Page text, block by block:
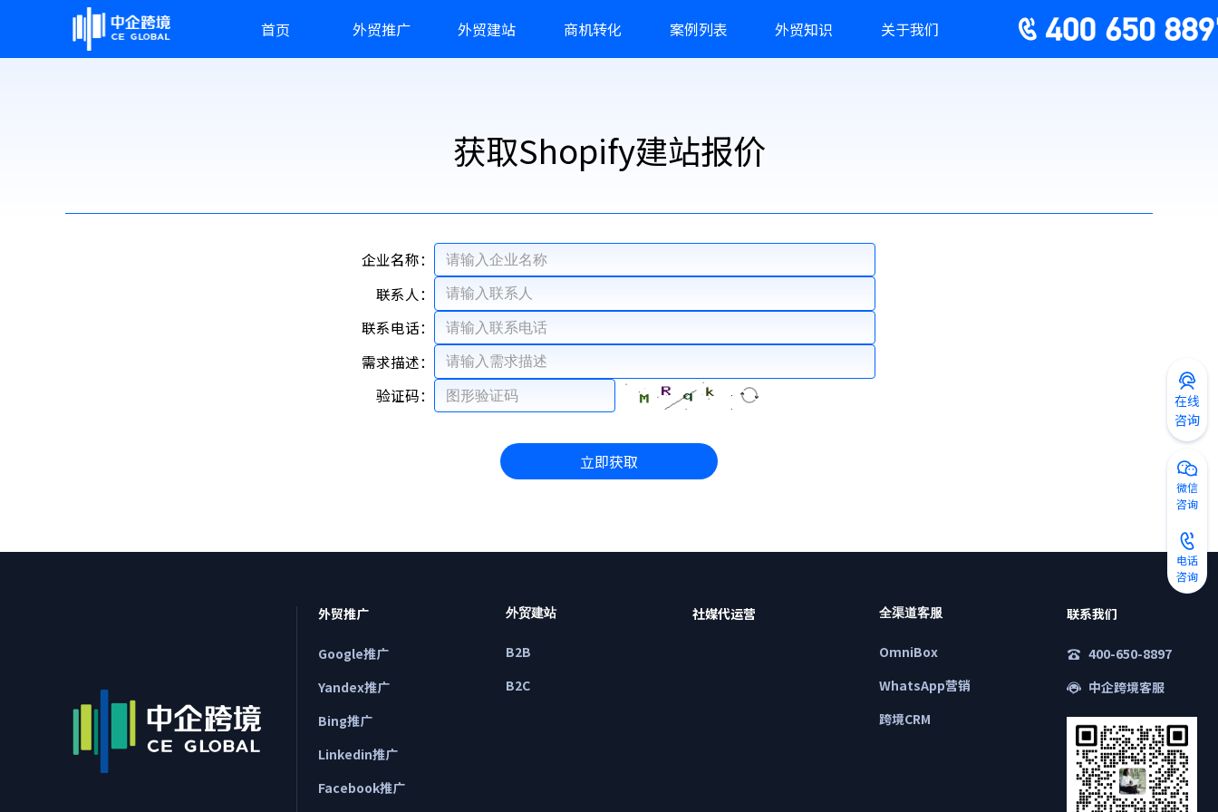
首页 外贸推广 外贸建站 商机转化 案例列表 外贸知识 关于我们
获取Shopify建站报价
企业名称：
联系人：
联系电话：
需求描述：
验证码：
立即获取
外贸推广
Google推广
Yandex推广
Bing推广
Linkedin推广
Facebook推广
外贸建站
B2B
B2C
社媒代运营 全渠道客服
OmniBox
WhatsApp营销
跨境CRM
联系我们
400-650-8897
中企跨境客服
在线
咨询
微信
咨询
电话
咨询